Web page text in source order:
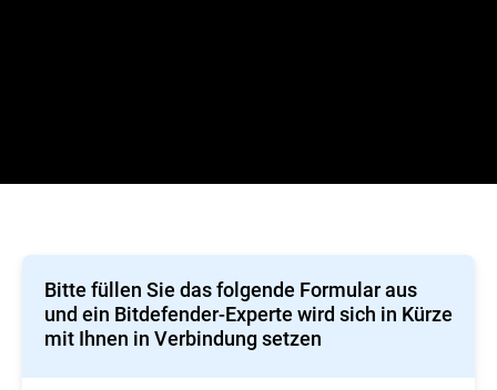
Bitte füllen Sie das folgende Formular aus
und ein Bitdefender-Experte wird sich in Kürze
mit Ihnen in Verbindung setzen